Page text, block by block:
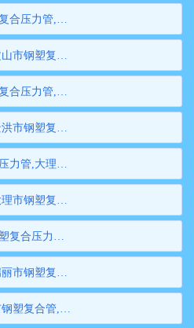
文山壮族苗族自治州psp钢塑复合压力管,文山壮族苗族自治州钢塑复合管,文山壮族苗族自治州衬塑钢管,文山壮族苗族自治州psp钢塑复合穿线管,文山壮族苗族自治州内衬塑复合钢管
文山市psp钢塑复合压力管,文山市钢塑复合管,文山市衬塑钢管,文山市psp钢塑复合穿线管,文山市内衬塑复合钢管
西双版纳傣族自治州psp钢塑复合压力管,西双版纳傣族自治州钢塑复合管,西双版纳傣族自治州衬塑钢管,西双版纳傣族自治州psp钢塑复合穿线管,西双版纳傣族自治州内衬塑复合钢管
景洪市psp钢塑复合压力管,景洪市钢塑复合管,景洪市衬塑钢管,景洪市psp钢塑复合穿线管,景洪市内衬塑复合钢管
大理白族自治州psp钢塑复合压力管,大理白族自治州钢塑复合管,大理白族自治州衬塑钢管,大理白族自治州psp钢塑复合穿线管,大理白族自治州内衬塑复合钢管
大理市psp钢塑复合压力管,大理市钢塑复合管,大理市衬塑钢管,大理市psp钢塑复合穿线管,大理市内衬塑复合钢管
德宏傣族景颇族自治州psp钢塑复合压力管,德宏傣族景颇族自治州钢塑复合管,德宏傣族景颇族自治州衬塑钢管,德宏傣族景颇族自治州psp钢塑复合穿线管,德宏傣族景颇族自治州内衬塑复合钢管
瑞丽市psp钢塑复合压力管,瑞丽市钢塑复合管,瑞丽市衬塑钢管,瑞丽市psp钢塑复合穿线管,瑞丽市内衬塑复合钢管
芒市psp钢塑复合压力管,芒市钢塑复合管,芒市衬塑钢管,芒市psp钢塑复合穿线管,芒市内衬塑复合钢管